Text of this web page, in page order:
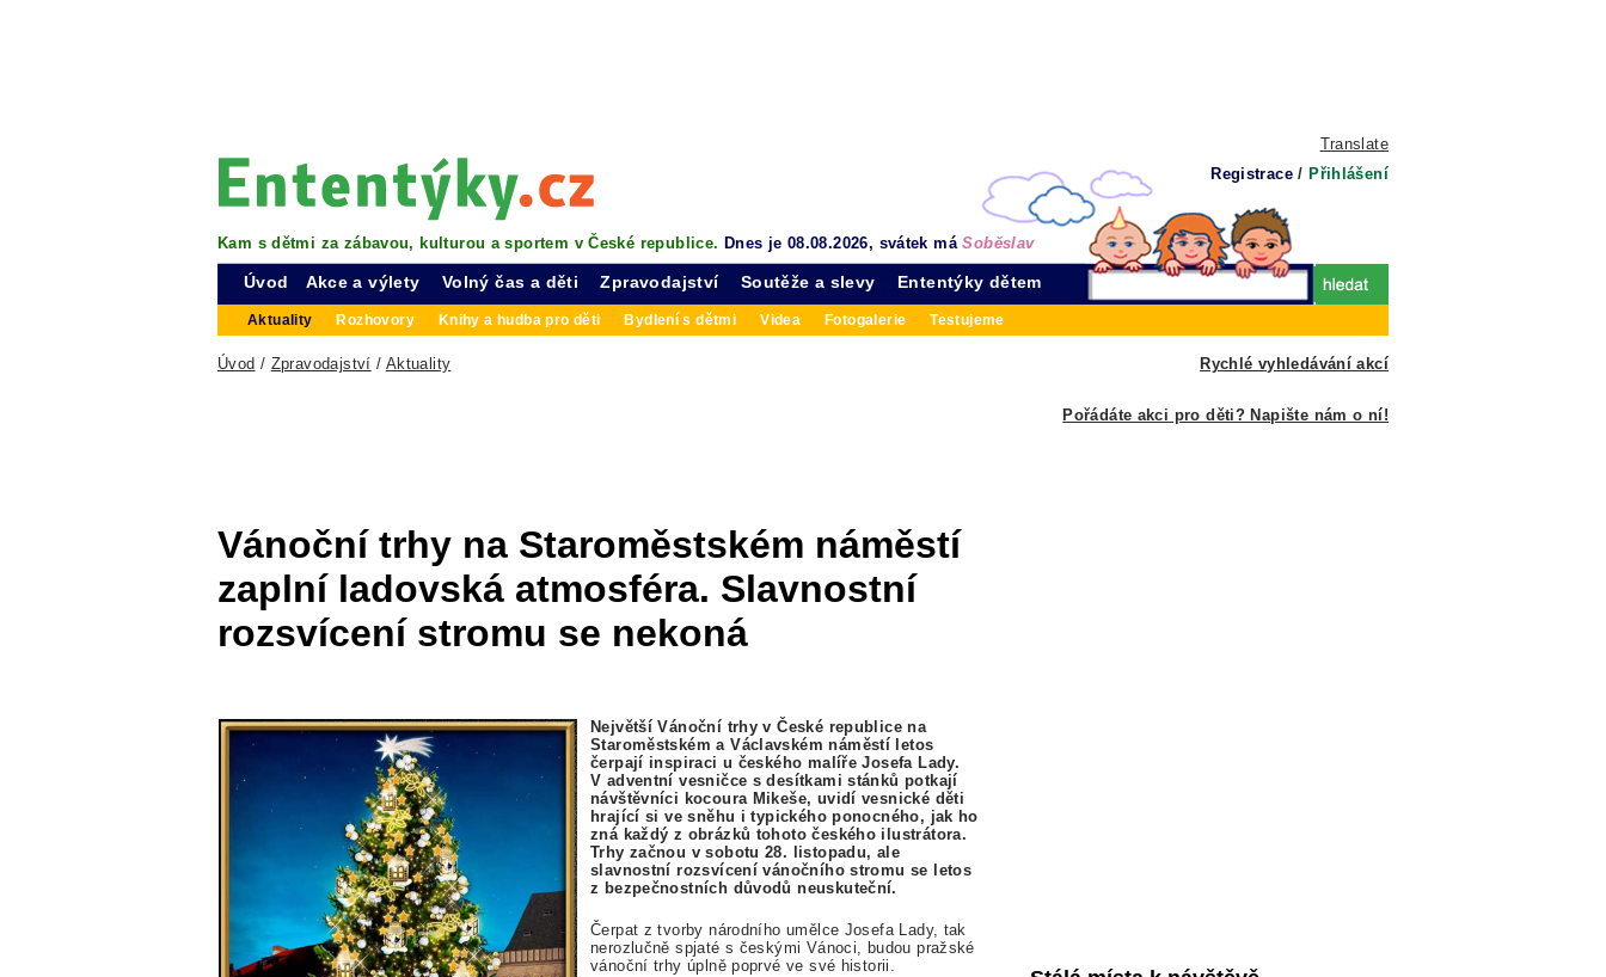
Translate
Registrace / Přihlášení
Kam s dětmi za zábavou, kulturou a sportem v České republice. Dnes je 08.08.2026, svátek máSoběslav
Úvod Akce a výlety Volný čas a děti Zpravodajství
Aktuality Rozhovory Knihy a hudba pro děti Bydlení s dětmi Videa Fotogalerie Testujeme
Soutěže a slevy Ententýky dětem
Rychlé vyhledávání akcí
Úvod / Zpravodajství / Aktuality
Pořádáte akci pro děti? Napište nám o ní!
Vánoční trhy na Staroměstském náměstí
zaplní ladovská atmosféra. Slavnostní
rozsvícení stromu se nekoná
Největší Vánoční trhy v České republice na
Staroměstském a Václavském náměstí letos
čerpají inspiraci u českého malíře Josefa Lady.
V adventní vesničce s desítkami stánků potkají
návštěvníci kocoura Mikeše, uvidí vesnické děti
hrající si ve sněhu i typického ponocného, jak ho
zná každý z obrázků tohoto českého ilustrátora.
Trhy začnou v sobotu 28. listopadu, ale
slavnostní rozsvícení vánočního stromu se letos
z bezpečnostních důvodů neuskuteční.
Čerpat z tvorby národního umělce Josefa Lady, tak
nerozlučně spjaté s českými Vánoci, budou pražské
vánoční trhy úplně poprvé ve své historii.